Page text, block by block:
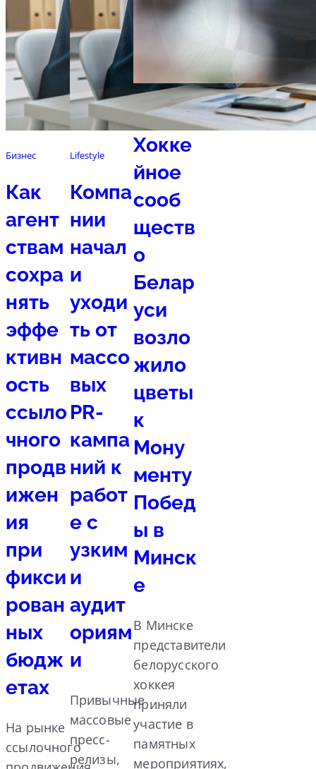
Бизнес
Как
агент
ствам
сохра
нять
эффе
ктивн
ость
ссыло
чного
продв
ижен
ия
при
фикси
рован
ных
бюдж
етах
На рынке
ссылочного
Lifestyle
Компа
нии
начал
и
уходи
ть от
массо
вых
PR-
кампа
ний к
работ
е с
узким
и
аудит
ориям
и
Привычные
массовые
пресс-
релизы,
Спорт
Хокке
йное
сооб
ществ
о
Белар
уси
возло
жило
цветы
к
Мону
менту
Побед
ы в
Минск
е
В Минске
представители
белорусского
хоккея
приняли
участие в
памятных
мероприятиях,